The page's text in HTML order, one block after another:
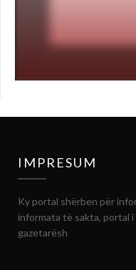
IMPRESUM
Ky portal shërben për
informata të sakta, portal
gazetarësh